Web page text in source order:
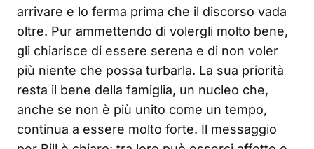
arrivare e lo ferma prima che il discorso vada
oltre. Pur ammettendo di volergli molto bene,
gli chiarisce di essere serena e di non voler
più niente che possa turbarla. La sua priorità
resta il bene della famiglia, un nucleo che,
anche se non è più unito come un tempo,
continua a essere molto forte. Il messaggio